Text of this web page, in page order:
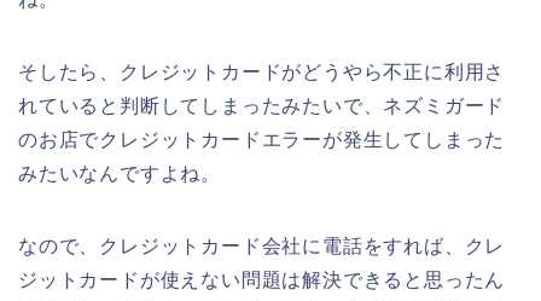
そしたら、クレジットカードがどうやら不正に利用さ
れていると判断してしまったみたいで、ネズミガード
のお店でクレジットカードエラーが発生してしまった
みたいなんですよね。
なので、クレジットカード会社に電話をすれば、クレ
ジットカードが使えない問題は解決できると思ったん